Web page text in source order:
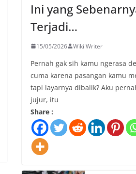
Ini yang
Terjadi…
15/05/2026 Wiki Writer
Pernah gak sih kamu ngerasa
cuma karena pasangan kamu
tapi layarnya dibalik? Aku
jujur, itu
Share :